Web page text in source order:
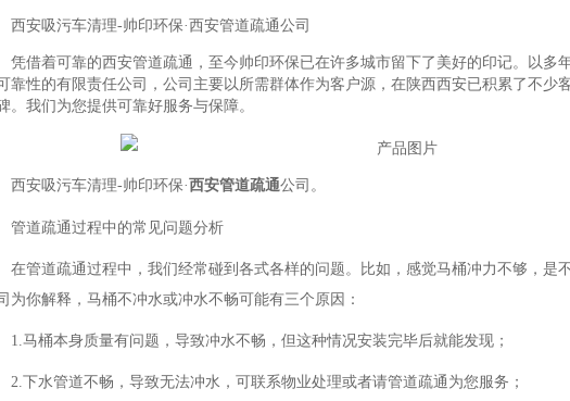
西安吸污车清理-帅印环保·西安管道疏通公司
凭借着可靠的西安管道疏通，至今帅印环保已在许多城市留下了美好的印记。以多
靠性的有限责任公司，公司主要以所需群体作为客户源，在陕西西安已积累了不少
。我们为您提供可靠好服务与保障。
西安吸污车清理-帅印环保· 西安管道疏通公司。
管道疏通过程中的常见问题分析
在管道疏通过程中，我们经常碰到各式各样的问题。比如，感觉马桶冲力不够，是
为你解释，马桶不冲水或冲水不畅可能有三个原因：
1.马桶本身质量有问题，导致冲水不畅，但这种情况安装完毕后就能发现；
2.下水管道不畅，导致无法冲水，可联系物业处理或者请管道疏通为您服务；